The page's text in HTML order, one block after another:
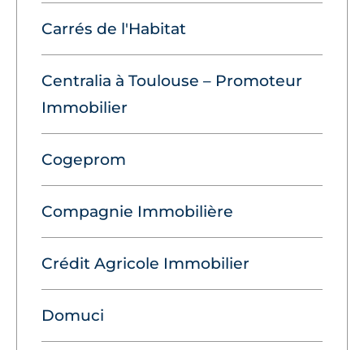
Carrés de l'Habitat
Centralia à Toulouse – Promoteur
Immobilier
Cogeprom
Compagnie Immobilière
Crédit Agricole Immobilier
Domuci